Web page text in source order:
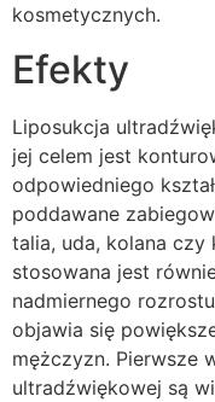
kosmetycznych.
Efekty
Liposukcja
jej celem jest
odpowiedniego
poddawane
talia, uda, kolana
stosowana jest
nadmiernego
objawia się
mężczyzn. Pierwsze
ultradźwiękowej są